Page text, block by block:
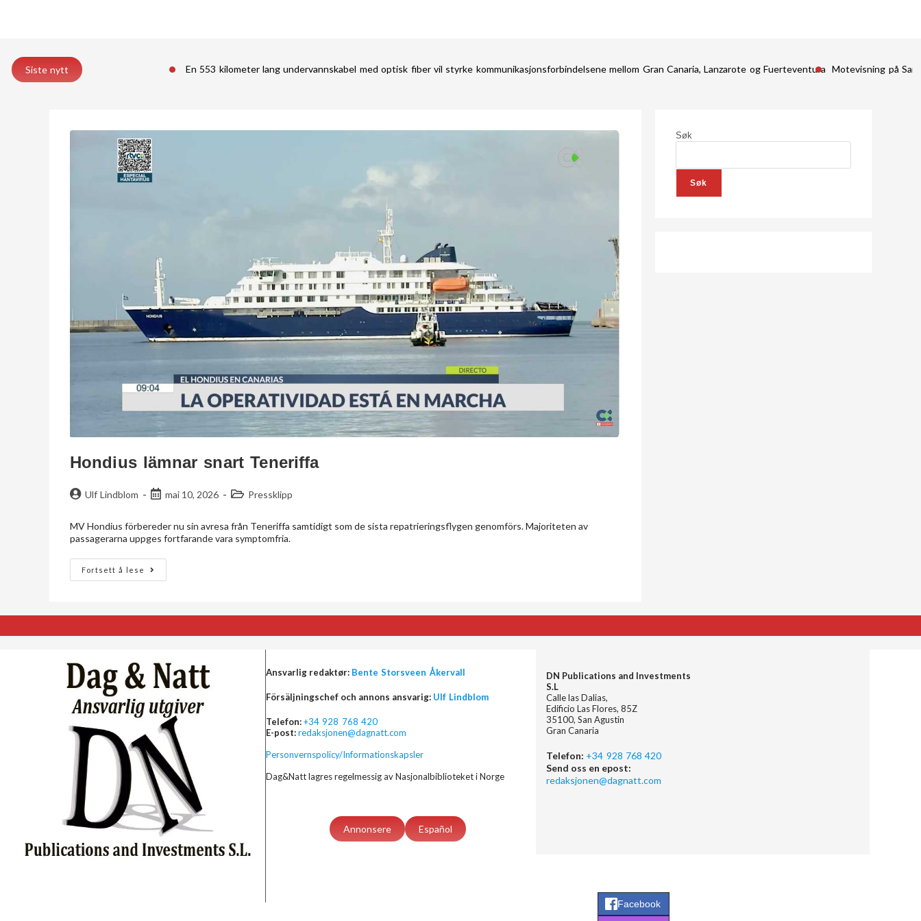
Siste nytt En 553 kilometer lang undervannskabel med optisk fiber vil styrke kommunikasjonsforbindelsene mellom Gran Canaria, Lanzarote og Fuerteventura Motevisning på
Hondius lämnar snart Teneriffa
Ulf Lindblom mai 10, 2026 Pressklipp
MV Hondius förbereder nu sin avresa från Teneriffa samtidigt som de sista repatrieringsflygen genomförs. Majoriteten av
passagerarna uppges fortfarande vara symptomfria.
Fortsett å lese
Søk
Søk
Ansvarlig redaktør: Bente Storsveen Åkervall
Försäljningschef och annons ansvarig: Ulf Lindblom
Telefon:+34 928 768 420
E-post:redaksjonen@dagnatt.com
Personvernspolicy/Informationskapsler
Dag&Natt lagres regelmessig av Nasjonalbiblioteket i Norge
Annonsere Español
DN Publications and Investments
S.L
Calle las Dalias,
Edificio Las Flores, 85Z
35100, San Agustin
Gran Canaria
Telefon: +34 928 768 420
Send oss en epost:
redaksjonen@dagnatt.com
Facebook